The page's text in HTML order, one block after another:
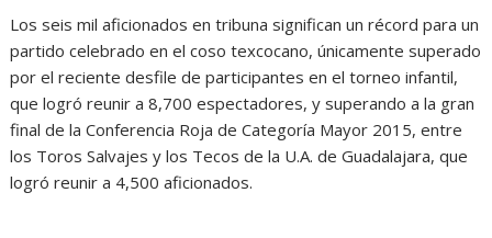
Los seis mil aficionados en tribuna significan un récord para un
partido celebrado en el coso texcocano, únicamente superado
por el reciente desfile de participantes en el torneo infantil,
que logró reunir a 8,700 espectadores, y superando a la gran
final de la Conferencia Roja de Categoría Mayor 2015, entre
los Toros Salvajes y los Tecos de la U.A. de Guadalajara, que
logró reunir a 4,500 aficionados.